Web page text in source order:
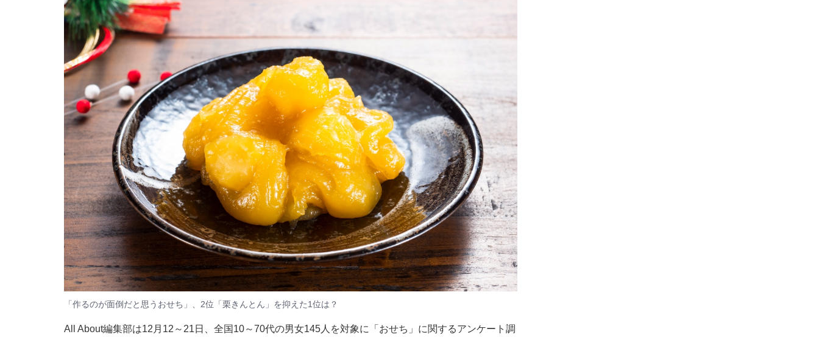
「作るのが面倒だと思うおせち」、2位「栗きんとん」を抑えた1位は？
All About編集部は12月12～21日、全国10～70代の男女145人を対象に「おせち」に関するアンケート調